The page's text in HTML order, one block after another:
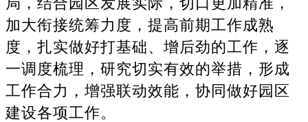
加大衔接统筹力度，提高前期工作成熟
度，扎实做好打基础、增后劲的工作，逐
一调度梳理，研究切实有效的举措，形成
工作合力，增强联动效能，协同做好园区
建设各项工作。